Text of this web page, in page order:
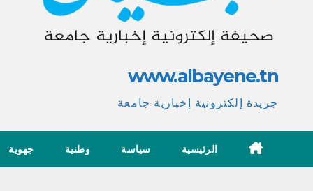
www.albayene.tn
جريدة إلكترونية إخبارية جامعة
الرئيسية سياسة وطنية جهوية